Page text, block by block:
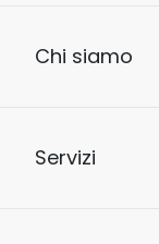
Chi siamo
Servizi